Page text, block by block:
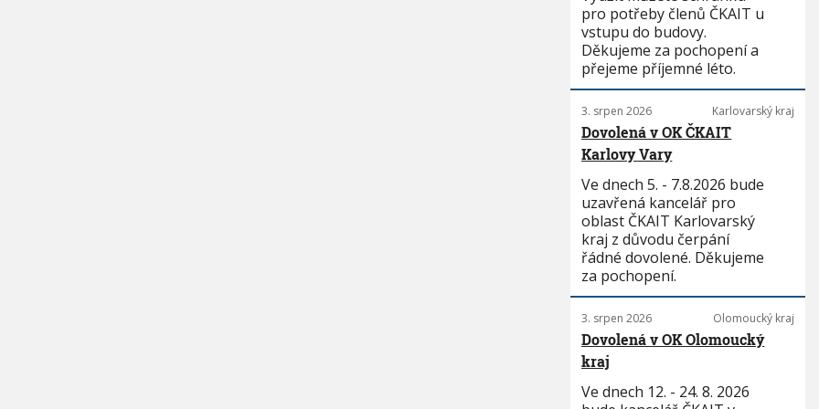
pro potřeby členů ČKAIT u
vstupu do budovy.
Děkujeme za pochopení a
přejeme příjemné léto.
3. srpen 2026 Karlovarský kraj
Dovolená v OK ČKAIT
Karlovy Vary
Ve dnech 5. - 7.8.2026 bude
uzavřená kancelář pro
oblast ČKAIT Karlovarský
kraj z důvodu čerpání
řádné dovolené. Děkujeme
za pochopení.
3. srpen 2026 Olomoucký kraj
Dovolená v OK Olomoucký
kraj
Ve dnech 12. - 24. 8. 2026